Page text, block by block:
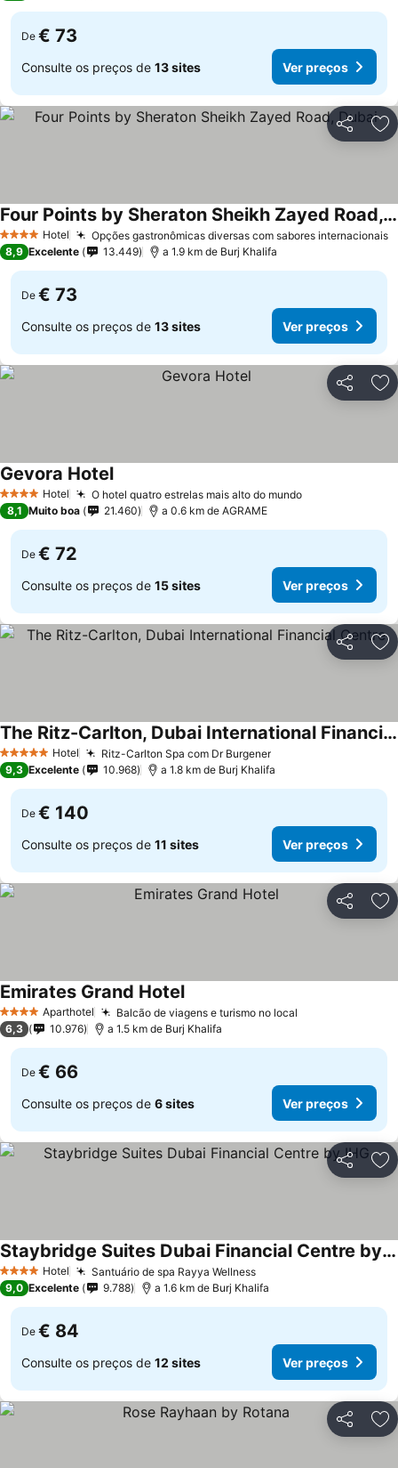
De € 73
Consulte os preços de 13 sites Ver preços
Partilhar
4 EstrelasHotel Opções gastronômicas diversas com sabores internacionais
Four Points by Sheraton Sheikh Zayed Road, Dubai
Ver preços
8,9 Excelente 13.449 a 1.9 km de Burj Khalifa
De € 73
Consulte os preços de 13 sites Ver preços
Partilhar
4 EstrelasHotel O hotel quatro estrelas mais alto do mundoVer preços
Gevora HotelVer preços
8,1 Muito boa 21.460 a 0.6 km de AGRAME
De € 72
Consulte os preços de 15 sites Ver preços
Partilhar
5 Estrelas Hotel Ritz-Carlton Spa com Dr BurgenerVer preços
The Ritz-Carlton, Dubai International Financial Centre
Ver preços
9,3 Excelente 10.968 a 1.8 km de Burj Khalifa
De € 140
Consulte os preços de 11 sites Ver preços
Partilhar
4 EstrelasAparthotel Balcão de viagens e turismo no local
Emirates Grand HotelVer preços
6,3 10.976 a 1.5 km de Burj Khalifa
De € 66
Consulte os preços de 6 sites Ver preços
Partilhar
4 EstrelasHotel Santuário de spa Rayya WellnessVer preços
Staybridge Suites Dubai Financial Centre by IHG
Ver preços
9,0 Excelente 9.788 a 1.6 km de Burj Khalifa
De € 84
Consulte os preços de 12 sites Ver preços
Partilhar